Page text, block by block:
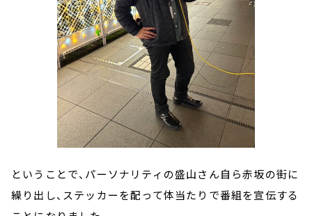
ということで、パーソナリティの盛山さん自ら赤坂の街に
繰り出し、ステッカーを配って体当たりで番組を宣伝する